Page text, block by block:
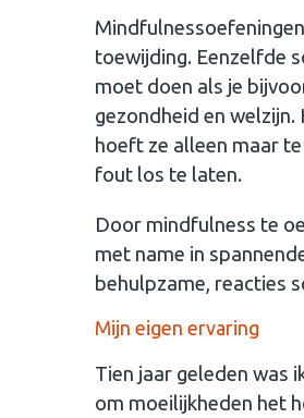
toewijding. Eenzelfde
moet doen als je
gezondheid en
hoeft ze alleen maar
fout los te laten.
Door mindfulness te
met name in
behulpzame, reacties
Mijn eigen ervaring
Tien jaar geleden was
om moeilijkheden het